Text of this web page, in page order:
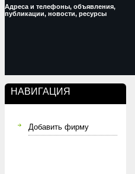
Адреса и телефоны, объявления,
публикации, новости, ресурсы
НАВИГАЦИЯ
Добавить фирму